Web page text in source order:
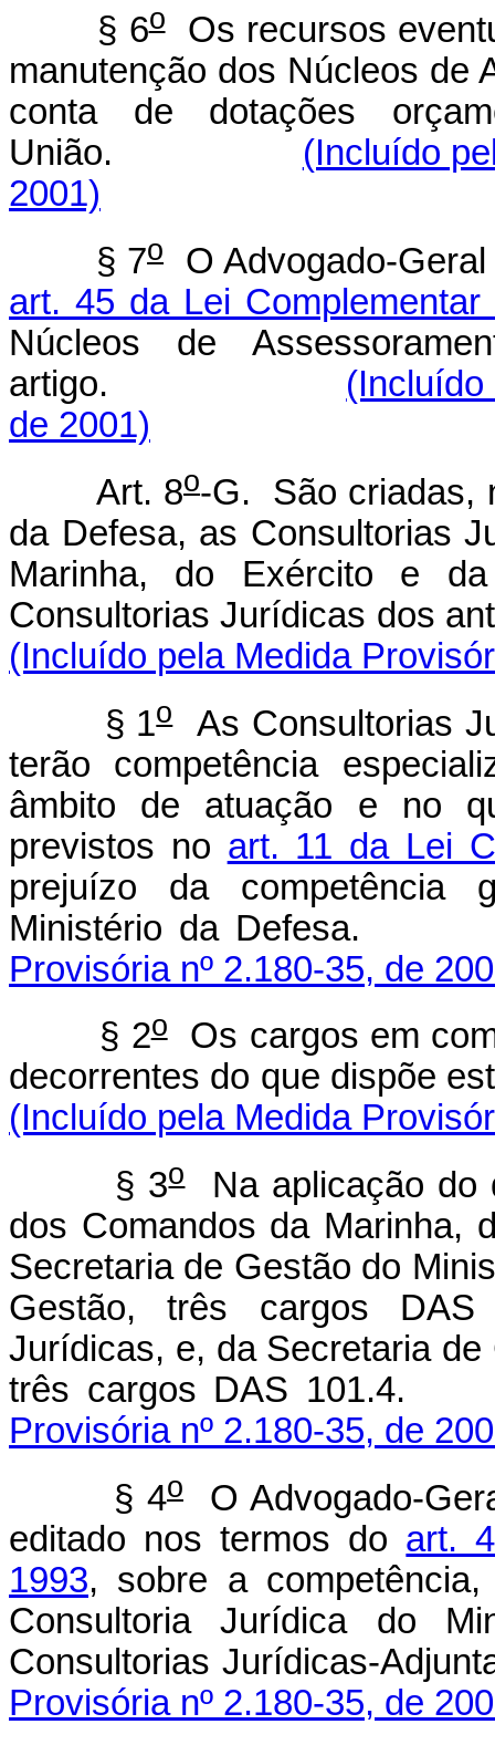
§ 6oOs recursos
manutenção dos Núcleos de
conta de dotações
União. (Incluído
2001)
§ 7o
O Advogado-
art. 45 da Lei
Núcleos de
artigo. (Incluído
de 2001)
Art. 8o-G. São criadas,
da Defesa, as Consultorias
Marinha, do Exército e
Consultorias Jurídicas
(Incluído pela Medida
§ 1oAs Consultorias
terão competência
âmbito de atuação e no
previstos no art. 11 da Lei
prejuízo da competência
Ministério da
Provisória nº 2.180-35, de
§ 2oOs cargos em
decorrentes do que
(Incluído pela Medida
§ 3oNa aplicação do
dos Comandos da Marinha,
Secretaria de Gestão do
Gestão, três cargos DAS
Jurídicas, e, da Secretaria
três cargos
Provisória nº 2.180-35, de
§ 4o
O Advogado-
editado nos termos do art.
1993, sobre a
Consultoria Jurídica do
Consultorias
Provisória nº 2.180-35, de